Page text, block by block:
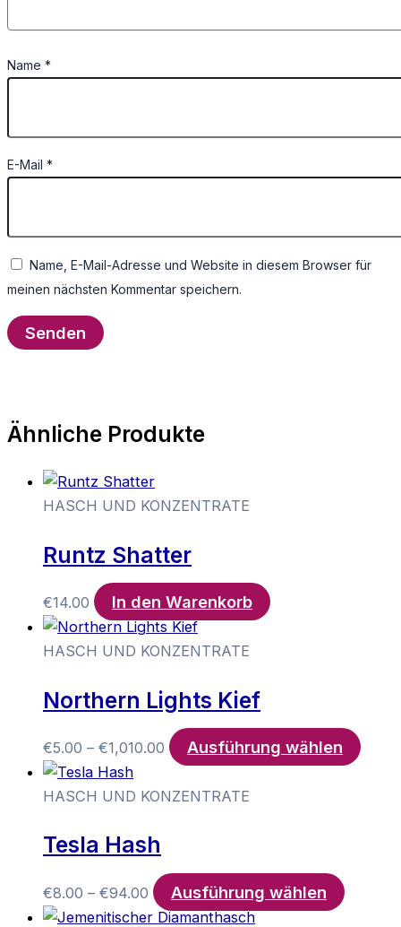
Name *
E-Mail *
Name, E-Mail-Adresse und Website in diesem Browser für
meinen nächsten Kommentar speichern.
Ähnliche Produkte
HASCH UND KONZENTRATE
Runtz Shatter
€14.00 In den Warenkorb
HASCH UND KONZENTRATE
Northern Lights Kief
€5.00 – €1,010.00 Preisspanne:
€5.00
bis
Ausführung wählen
HASCH UND KONZENTRATE
Tesla Hash
€8.00 – €94.00 Preisspanne:
€8.00
Ausführung wählen
Dieses